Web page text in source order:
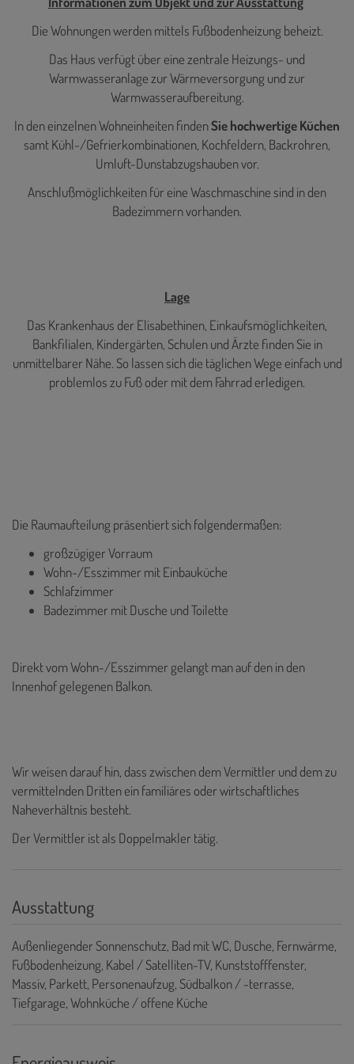
Die Wohnungen werden mittels Fußbodenheizung beheizt.
Das Haus verfügt über eine zentrale Heizungs- und
Warmwasseranlage zur Wärmeversorgung und zur
Warmwasseraufbereitung.
In den einzelnen Wohneinheiten findenSie hochwertige Küchen
samt Kühl-/Gefrierkombinationen, Kochfeldern, Backrohren,
Umluft-Dunstabzugshauben vor.
Anschlußmöglichkeiten für eine Waschmaschine sind in den
Badezimmern vorhanden.
Lage
Das Krankenhaus der Elisabethinen, Einkaufsmöglichkeiten,
Bankfilialen, Kindergärten, Schulen und Ärzte finden Sie in
unmittelbarer Nähe. So lassen sich die täglichen Wege einfach und
problemlos zu Fuß oder mit dem Fahrrad erledigen.
Die Raumaufteilung präsentiert sich folgendermaßen:
großzügiger Vorraum
Wohn-/Esszimmer mit Einbauküche
Schlafzimmer
Badezimmer mit Dusche und Toilette
Direkt vom Wohn-/Esszimmer gelangt man auf den in den
Innenhof gelegenen Balkon.
Wir weisen darauf hin, dass zwischen dem Vermittler und dem zu
vermittelnden Dritten ein familiäres oder wirtschaftliches
Naheverhältnis besteht.
Der Vermittler ist als Doppelmakler tätig.
Ausstattung
Außenliegender Sonnenschutz Bad mit WC Dusche Fernwärme
Fußbodenheizung Kabel / Satelliten-TV Kunststofffenster
Massiv Parkett Personenaufzug Südbalkon / -terrasse
Tiefgarage Wohnküche / offene Küche